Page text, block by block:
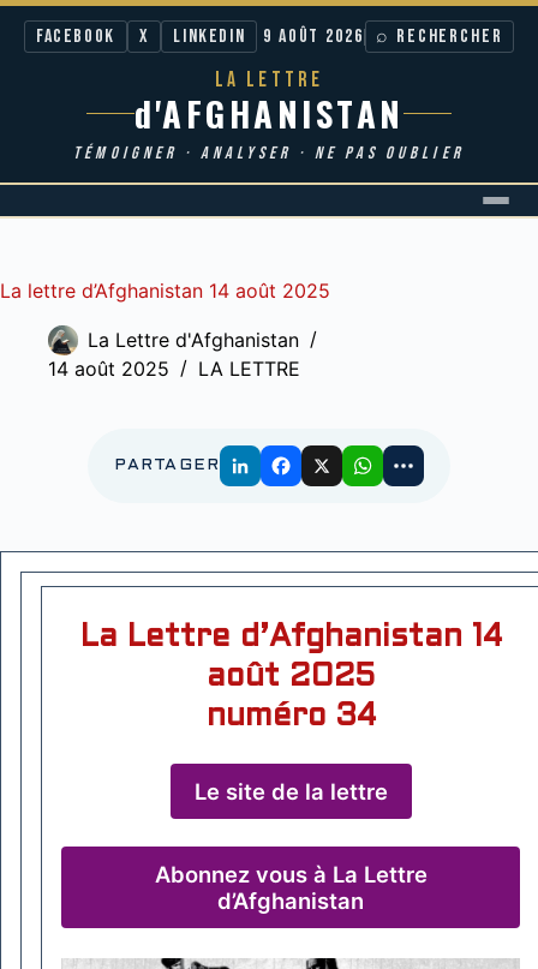
Facebook X LinkedIn 9 AOÛT 2026 ⌕ RECHERCHER
LA LETTRE
d'AFGHANISTAN
TÉMOIGNER · ANALYSER · NE PAS OUBLIER
contenu
La lettre d’Afghanistan 14 août 2025
La Lettre d'Afghanistan
14 août 2025
LA LETTRE
PARTAGER
La Lettre d’Afghanistan 14
août 2025
numéro 34
Le site de la lettre
Abonnez vous à La Lettre
d’Afghanistan